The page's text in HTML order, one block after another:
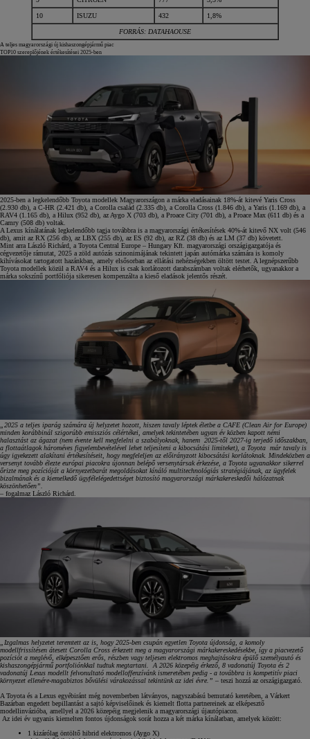
10 ISUZU 432 1,8%
FORRÁS: DATAHAOUSE
A teljes magyarországi új kishaszongépjármű piac
TOP10 szereplőjének értékesítései 2025-ben
2025-ben a legkelendőbb Toyota modellek Magyarországon a márka eladásainak 18%-át kitevé Yaris Cross
(2.930 db), a C-HR (2.421 db), a Corolla család (2.335 db), a Corolla Cross (1.846 db), a Yaris (1.169 db), a
RAV4 (1.165 db), a Hilux (952 db), az Aygo X (703 db), a Proace City (701 db), a Proace Max (611 db) és a
Camry (508 db) voltak.
A Lexus kínálatának legkelendőbb tagja továbbra is a magyarországi értékesítések 40%-át kitevő NX volt (546
db), amit az RX (256 db), az LBX (255 db), az ES (92 db), az RZ (38 db) és az LM (37 db) követett.
Mint arra László Richárd, a Toyota Central Europe – Hungary Kft. magyarországi országigazgatója és
cégvezetője rámutat, 2025 a zöld autózás szinonimájának tekintett japán autómárka számára is komoly
kihívásokat tartogatott hazánkban, amely elsősorban az ellátási nehézségekben öltött testet. A legnépszerűbb
Toyota modellek közül a RAV4 és a Hilux is csak korlátozott darabszámban voltak elérhetők, ugyanakkor a
márka sokszínű portfóliója sikeresen kompenzálta a kieső eladások jelentős részét.
„2025 a teljes iparág számára új helyzetet hozott, hiszen tavaly léptek életbe a CAFE (Clean Air for Europe)
minden korábbinál szigorúbb emissziós célértékei, amelyek tekintetében ugyan év közben kapott némi
halasztást az ágazat (nem évente kell megfelelni a szabályoknak, hanem 2025-től 2027-ig terjedő időszakban,
a flottaátlagok hároméves figyelembevételével lehet teljesíteni a kibocsátási limiteket), a Toyota már tavaly is
úgy igyekezett alakítani értékesítéseit, hogy megfeleljen az előirányzott kibocsátási korlátoknak. Mindeközben a
versenyt tovább élezte európai piacokra újonnan belépő versenytársak érkezése, a Toyota ugyanakkor sikerrel
őrizte meg pozícióját a környezetbarát megoldásokat kínáló multitechnológiás stratégiájának, az ügyfelek
bizalmának és a kiemelkedő ügyfélelégedettséget biztosító magyarországi márkakereskedői hálózatnak
köszönhetően”.
– fogalmaz László Richárd.
„Izgalmas helyzetet teremtett az is, hogy 2025-ben csupán egyetlen Toyota újdonság, a komoly
modellfrissítésen átesett Corolla Cross érkezett meg a magyarországi márkakereskedésekbe, így a piacvezető
pozíciót a meglévő, elképesztően erős, részben vagy teljesen elektromos meghajtásokra épülő személyautó és
kishaszongépjármű portfoliónkkal tudtuk megtartani. A 2026 közepéig érkező, 8 vadonatúj Toyota és 2
vadonatúj Lexus modellt felvonultató modelloffenzívánk ismeretében pedig - a továbbra is kompetitív piaci
környezet ellenére-magabiztos bővülési várakozással tekintünk az idei évre.” – teszi hozzá az országigazgató.
A Toyota és a Lexus egyébiránt még novemberben látványos, nagyszabású bemutató keretében, a Várkert
Bazárban engedett bepillantást a sajtó képviselőinek és kiemelt flotta partnereinek az elképesztő
modellinvázióba, amellyel a 2026 közepéig megjelenik a magyarországi újautópiacon.
Az idei év ugyanis kiemelten fontos újdonságok sorát hozza a két márka kínálatban, amelyek között:
1 kizárólag öntöltő hibrid elektromos (Aygo X)